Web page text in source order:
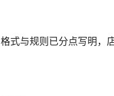
式与规则已分点写明，